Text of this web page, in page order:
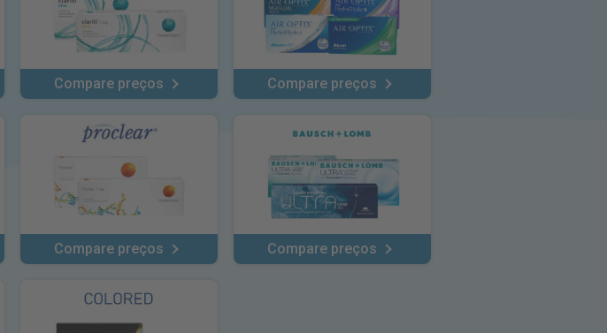
Compare preços Compare preços
Compare preços Compare preços